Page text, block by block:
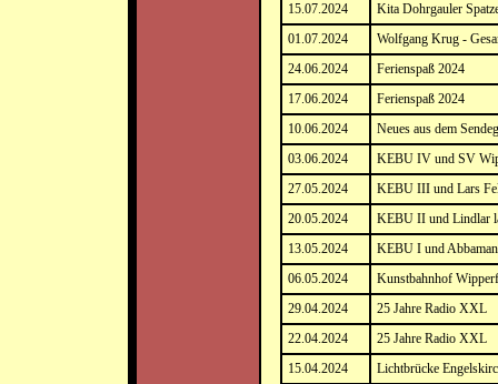
15.07.2024
Kita Dohrgauler
01.07.2024
Wolfgang Krug -
24.06.2024
Ferienspaß 2024
17.06.2024
Ferienspaß 2024
10.06.2024
Neues aus dem
03.06.2024
KEBU IV und SV
27.05.2024
KEBU III und Lars
20.05.2024
KEBU II und Lindlar
13.05.2024
KEBU I und
06.05.2024
Kunstbahnhof
29.04.2024
25 Jahre Radio XXL
22.04.2024
25 Jahre Radio XXL
15.04.2024
Lichtbrücke